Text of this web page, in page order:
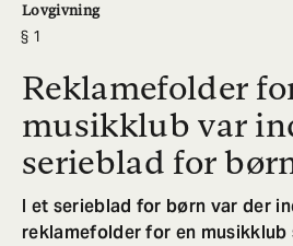
Lovgivning
1
Reklamefolder
musikklub var
serieblad for
I et serieblad for børn var der
reklamefolder for en